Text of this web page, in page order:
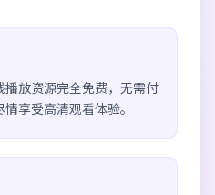
播放资源完全免费，无需付
享受高清观看体验。